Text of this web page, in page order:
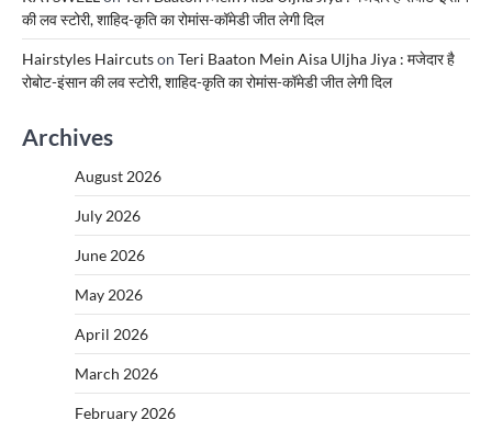
की लव स्टोरी, शाहिद-कृति का रोमांस-कॉमेडी जीत लेगी दिल
Hairstyles Haircutson Teri Baaton Mein Aisa Uljha Jiya : मजेदार है
रोबोट-इंसान की लव स्टोरी, शाहिद-कृति का रोमांस-कॉमेडी जीत लेगी दिल
Archives
August 2026
July 2026
June 2026
May 2026
April 2026
March 2026
February 2026